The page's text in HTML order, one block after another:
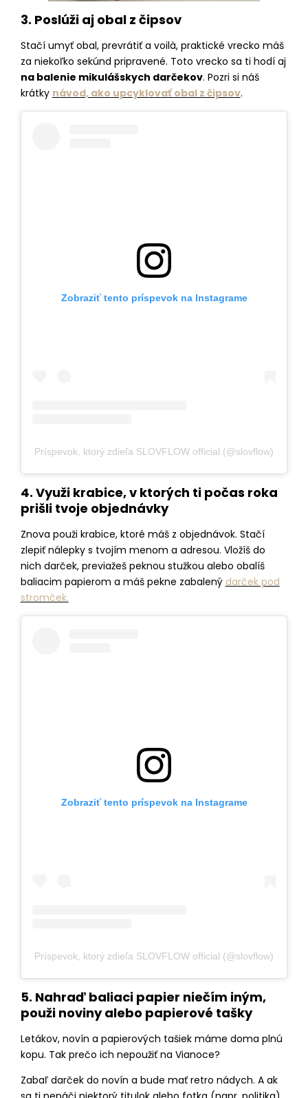
3. Poslúži aj obal z čipsov
Stačí umyť obal, prevrátiť a voilà, praktické vrecko máš
za niekoľko sekúnd pripravené. Toto vrecko sa ti hodí aj
na balenie mikulášskych darčekov. Pozri si náš
krátky návod, ako upcyklovať obal z čipsov.
Zobraziť tento príspevok na Instagrame
Príspevok, ktorý zdieľa SLOVFLOW official (@slovflow)
4. Využi krabice, v ktorých ti počas roka
prišli tvoje objednávky
Znova použi krabice, ktoré máš z objednávok. Stačí
zlepiť nálepky s tvojím menom a adresou. Vložíš do
nich darček, previažeš peknou stužkou alebo obalíš
baliacim papierom a máš pekne zabalený darček pod
stromček.
Zobraziť tento príspevok na Instagrame
Príspevok, ktorý zdieľa SLOVFLOW official (@slovflow)
5. Nahraď baliaci papier niečím iným,
použi noviny alebo papierové tašky
Letákov, novín a papierových tašiek máme doma plnú
kopu. Tak prečo ich nepoužiť na Vianoce?
Zabaľ darček do novín a bude mať retro nádych. A ak